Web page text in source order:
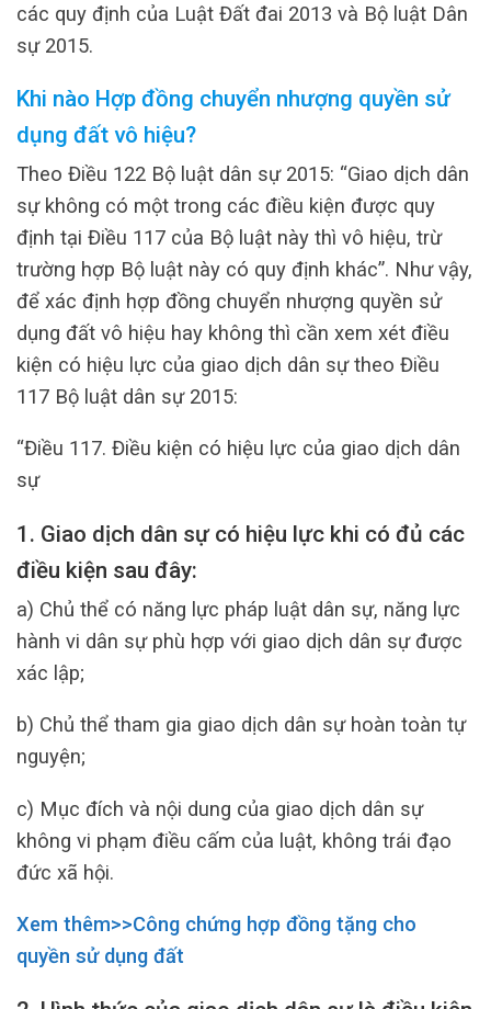
các quy định của Luật Đất đai 2013 và Bộ luật Dân
sự 2015.
Khi nào Hợp đồng chuyển nhượng quyền sử
dụng đất vô hiệu?
Theo Điều 122 Bộ luật dân sự 2015: “Giao dịch dân
sự không có một trong các điều kiện được quy
định tại Điều 117 của Bộ luật này thì vô hiệu, trừ
trường hợp Bộ luật này có quy định khác”. Như vậy,
để xác định hợp đồng chuyển nhượng quyền sử
dụng đất vô hiệu hay không thì cần xem xét điều
kiện có hiệu lực của giao dịch dân sự theo Điều
117 Bộ luật dân sự 2015:
“Điều 117. Điều kiện có hiệu lực của giao dịch dân
sự
1. Giao dịch dân sự có hiệu lực khi có đủ các
điều kiện sau đây:
a) Chủ thể có năng lực pháp luật dân sự, năng lực
hành vi dân sự phù hợp với giao dịch dân sự được
xác lập;
b) Chủ thể tham gia giao dịch dân sự hoàn toàn tự
nguyện;
c) Mục đích và nội dung của giao dịch dân sự
không vi phạm điều cấm của luật, không trái đạo
đức xã hội.
Xem thêm>>Công chứng hợp đồng tặng cho
quyền sử dụng đất